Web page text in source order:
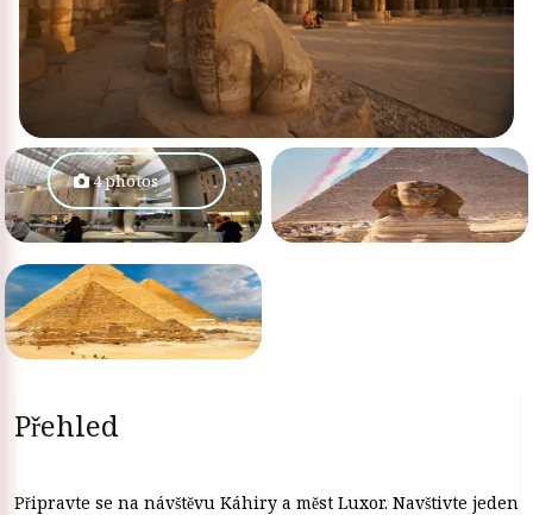
4 photos
Přehled
Připravte se na návštěvu Káhiry a měst Luxor. Navštivte jeden